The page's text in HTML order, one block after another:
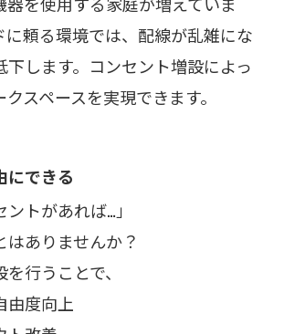
に頼る環境では、配線が乱雑にな
下します。コンセント増設によっ
スペースを実現できます。
にできる
ントがあれば…」
はありませんか？
行うことで、
由度向上